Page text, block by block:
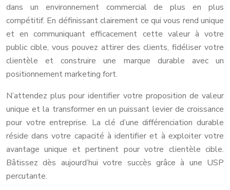
dans un environnement commercial de plus en plus
compétitif. En définissant clairement ce qui vous rend unique
et en communiquant efficacement cette valeur à votre
public cible, vous pouvez attirer des clients, fidéliser votre
clientèle et construire une marque durable avec un
positionnement marketing fort.
N’attendez plus pour identifier votre proposition de valeur
unique et la transformer en un puissant levier de croissance
pour votre entreprise. La clé d’une différenciation durable
réside dans votre capacité à identifier et à exploiter votre
avantage unique et pertinent pour votre clientèle cible.
Bâtissez dès aujourd’hui votre succès grâce à une USP
percutante.